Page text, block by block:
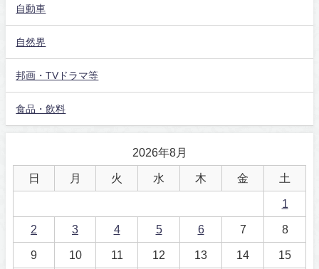
自動車
自然界
邦画・TVドラマ等
食品・飲料
2026年8月
日 月 火 水 木 金 土
1
2 3 4 5 6 7 8
9 10 11 12 13 14 15